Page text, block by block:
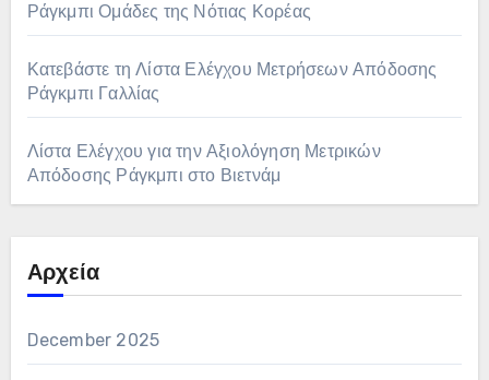
Ράγκμπι Ομάδες της Νότιας Κορέας
Κατεβάστε τη Λίστα Ελέγχου Μετρήσεων Απόδοσης
Ράγκμπι Γαλλίας
Λίστα Ελέγχου για την Αξιολόγηση Μετρικών
Απόδοσης Ράγκμπι στο Βιετνάμ
Αρχεία
December 2025